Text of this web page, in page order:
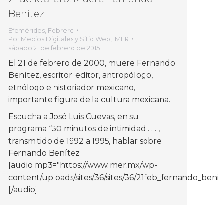
Benítez
Efemérides Febrero
Por Medios Digitales y Sitio Web, IMER
sábado 21 de febrero de 2015
El 21 de febrero de 2000, muere Fernando
Benítez, escritor, editor, antropólogo,
etnólogo e historiador mexicano,
importante figura de la cultura mexicana.
Escucha a José Luis Cuevas, en su
programa “30 minutos de intimidad . . . ,
transmitido de 1992 a 1995, hablar sobre
Fernando Benítez
[audio mp3="https://www.imer.mx/wp-
content/uploads/sites/36/sites/36/
[/audio]